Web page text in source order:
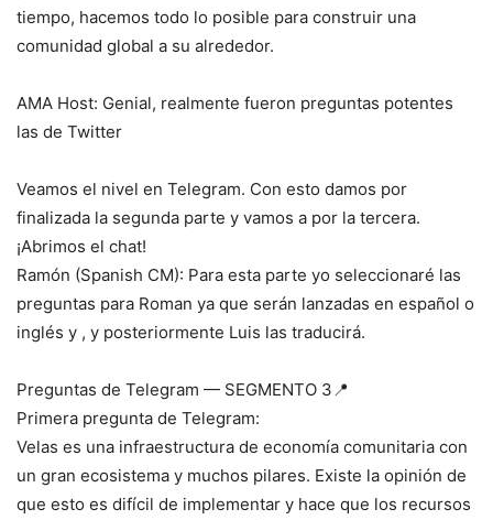
tiempo, hacemos todo lo posible para construir una
comunidad global a su alrededor.
AMA Host: Genial, realmente fueron preguntas potentes
las de Twitter
Veamos el nivel en Telegram. Con esto damos por
finalizada la segunda parte y vamos a por la tercera.
¡Abrimos el chat!
Ramón (Spanish CM): Para esta parte yo seleccionaré las
preguntas para Roman ya que serán lanzadas en español o
inglés y , y posteriormente Luis las traducirá.
Preguntas de Telegram — SEGMENTO 3📍
Primera pregunta de Telegram:
Velas es una infraestructura de economía comunitaria con
un gran ecosistema y muchos pilares. Existe la opinión de
que esto es difícil de implementar y hace que los recursos